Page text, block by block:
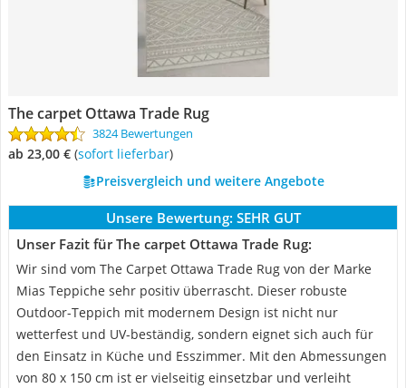
The carpet Ottawa Trade Rug
3824 Bewertungen
ab 23,00 € ( Sofort lieferbar)
Preisvergleich und weitere Angebote
Unsere Bewertung: SEHR GUT
Unser Fazit für The carpet Ottawa Trade Rug:
Wir sind vom The Carpet Ottawa Trade Rug von der Marke
Mias Teppiche sehr positiv überrascht. Dieser robuste
Outdoor-Teppich mit modernem Design ist nicht nur
wetterfest und UV-beständig, sondern eignet sich auch für
den Einsatz in Küche und Esszimmer. Mit den Abmessungen
von 80 x 150 cm ist er vielseitig einsetzbar und verleiht